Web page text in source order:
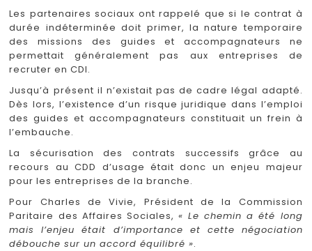
Les partenaires sociaux ont rappelé que si le contrat à
durée indéterminée doit primer, la nature temporaire
des missions des guides et accompagnateurs ne
permettait généralement pas aux entreprises de
recruter en CDI.
Jusqu’à présent il n’existait pas de cadre légal adapté.
Dès lors, l’existence d’un risque juridique dans l’emploi
des guides et accompagnateurs constituait un frein à
l’embauche.
La sécurisation des contrats successifs grâce au
recours au CDD d’usage était donc un enjeu majeur
pour les entreprises de la branche.
Pour Charles de Vivie, Président de la Commission
Paritaire des Affaires Sociales, « Le chemin a été long
mais l’enjeu était d’importance et cette négociation
débouche sur un accord équilibré ».